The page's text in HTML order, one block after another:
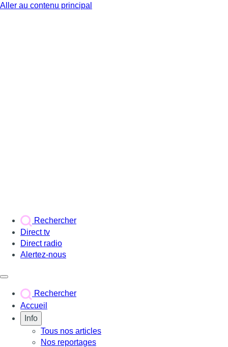
Aller au contenu principal
Rechercher
Direct tv
Direct radio
Alertez-nous
Rechercher
Accueil
Info
Tous nos articles
Nos reportages